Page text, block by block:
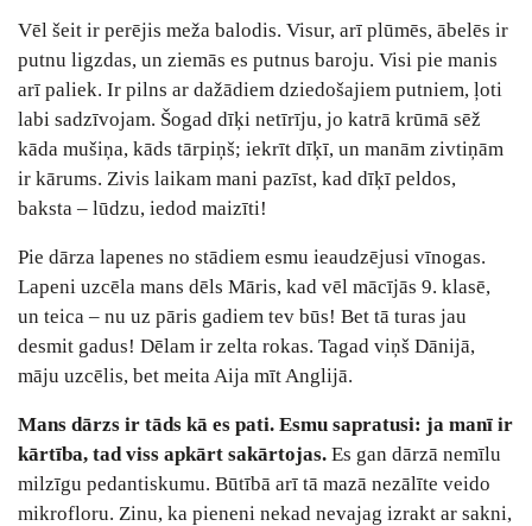
Vēl šeit ir perējis meža balodis. Visur, arī plūmēs, ābelēs ir
putnu ligzdas, un ziemās es putnus baroju. Visi pie manis
arī paliek. Ir pilns ar dažādiem dziedošajiem putniem, ļoti
labi sadzīvojam. Šogad dīķi netīrīju, jo katrā krūmā sēž
kāda mušiņa, kāds tārpiņš; iekrīt dīķī, un manām zivtiņām
ir kārums. Zivis laikam mani pazīst, kad dīķī peldos,
baksta ‒ lūdzu, iedod maizīti!
Pie dārza lapenes no stādiem esmu ieaudzējusi vīnogas.
Lapeni uzcēla mans dēls Māris, kad vēl mācījās 9. klasē,
un teica ‒ nu uz pāris gadiem tev būs! Bet tā turas jau
desmit gadus! Dēlam ir zelta rokas. Tagad viņš Dānijā,
māju uzcēlis, bet meita Aija mīt Anglijā.
Mans dārzs ir tāds kā es pati. Esmu sapratusi: ja manī ir
kārtība, tad viss apkārt sakārtojas. Es gan dārzā nemīlu
milzīgu pedantiskumu. Būtībā arī tā mazā nezālīte veido
mikrofloru. Zinu, ka pieneni nekad nevajag izrakt ar sakni,